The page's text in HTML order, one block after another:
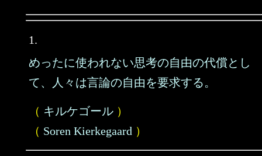
1.
めったに使われない思考の自由の代償とし
て、人々は言論の自由を要求する。
（ キルケゴール ）
（ Soren Kierkegaard ）